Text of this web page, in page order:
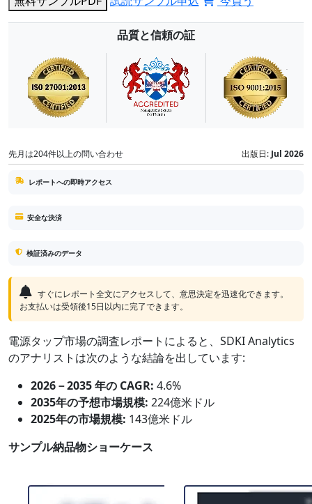
品質と信頼の証
先月は204件以上の問い合わせ 出版日: Jul 2026
レポートへの即時アクセス
安全な決済
検証済みのデータ
すぐにレポート全文にアクセスして、意思決定を迅速化できます。
お支払いは受領後15日以内に完了できます。
電源タップ市場の調査レポートによると、SDKI Analytics
のアナリストは次のような結論を出しています:
2026－2035 年の CAGR: 4.6%
2035年の予想市場規模: 224億米ドル
2025年の市場規模: 143億米ドル
サンプル納品物ショーケース